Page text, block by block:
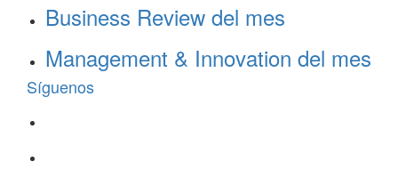
Business Review del mes
Management & Innovation del mes
Síguenos